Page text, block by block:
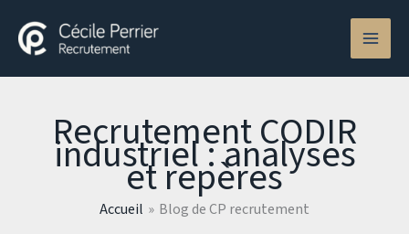
contenu
Recrutement CODIR
industriel : analyses
et repères
Accueil Blog de CP recrutement